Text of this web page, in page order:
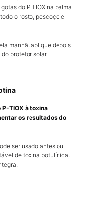
do P-TIOX na palma
o rosto, pescoço e
manhã, aplique depois
do protetor solar.
P-TIOX à toxina
os resultados do
ser usado antes ou
de toxina botulínica,